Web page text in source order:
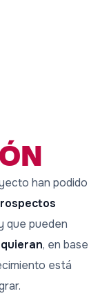
han podido
que pueden
, en base
está